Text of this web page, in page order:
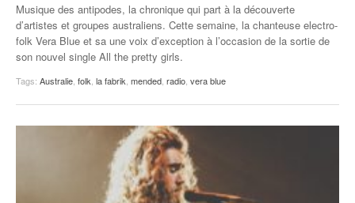
Musique des antipodes, la chronique qui part à la découverte
d’artistes et groupes australiens. Cette semaine, la chanteuse electro-
folk Vera Blue et sa une voix d’exception à l’occasion de la sortie de
son nouvel single All the pretty girls.
Tags: Australie folk la fabrik mended radio vera blue